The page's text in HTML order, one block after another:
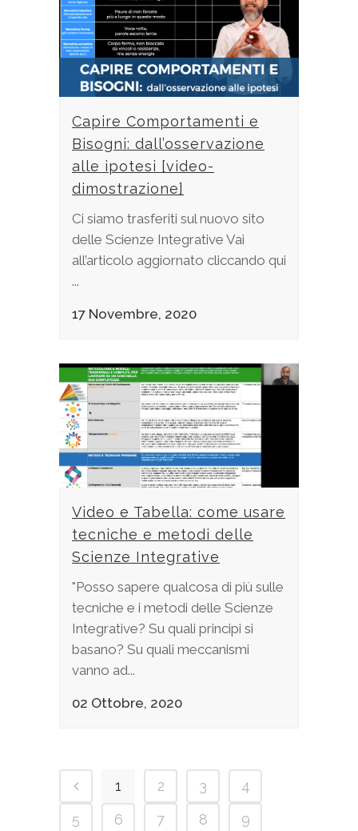
Capire Comportamenti e
Bisogni: dall’osservazione
alle ipotesi [video-
dimostrazione]
Ci siamo trasferiti sul nuovo sito
delle Scienze Integrative Vai
all’articolo aggiornato cliccando qui
...
17 Novembre, 2020
Video e Tabella: come usare
tecniche e metodi delle
Scienze Integrative
"Posso sapere qualcosa di più sulle
tecniche e i metodi delle Scienze
Integrative? Su quali principi si
basano? Su quali meccanismi
vanno ad...
02 Ottobre, 2020
1 2 3
4
5
6 7 8
9